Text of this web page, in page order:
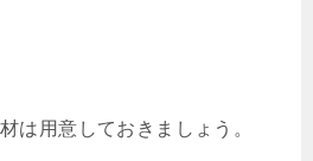
は用意しておきましょう。